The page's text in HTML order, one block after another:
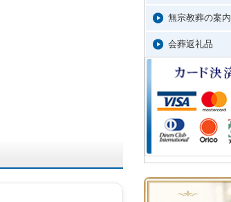
無宗教葬の案内
会葬返礼品